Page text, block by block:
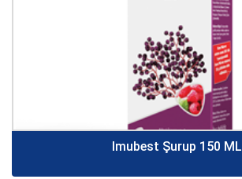
Imubest Şurup 150 ML